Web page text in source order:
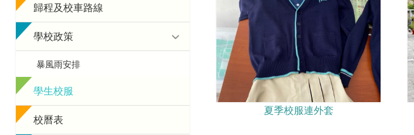
夏季校服連外套
歸程及校車路線
學校政策
暴風雨安排
學生校服
校曆表